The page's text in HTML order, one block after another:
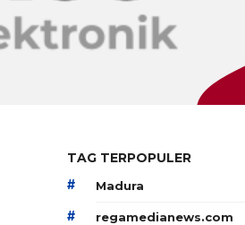
TAG TERPOPULER
# Madura
# regamedianews.com